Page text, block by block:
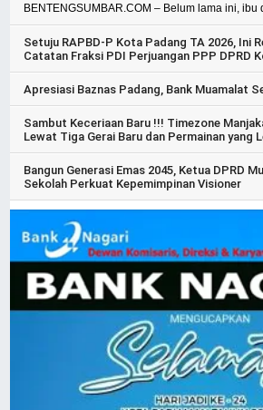
BENTENGSUMBAR.COM – Belum lama ini, ibu
Setuju RAPBD-P Kota Padang TA 2026, Ini
Catatan Fraksi PDI Perjuangan PPP DPRD
Apresiasi Baznas Padang, Bank Muamalat
Sambut Keceriaan Baru !!! Timezone
Lewat Tiga Gerai Baru dan Permainan yang
Bangun Generasi Emas 2045, Ketua DPRD
Sekolah Perkuat Kepemimpinan Visioner